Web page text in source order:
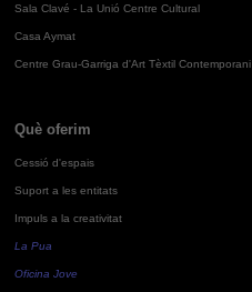
Sala Clavé - La Unió Centre Cultural
Casa Aymat
Centre Grau-Garriga d'Art Tèxtil Contemporani
Què oferim
Cessió d'espais
Suport a les entitats
Impuls a la creativitat
La Pua
Oficina Jove